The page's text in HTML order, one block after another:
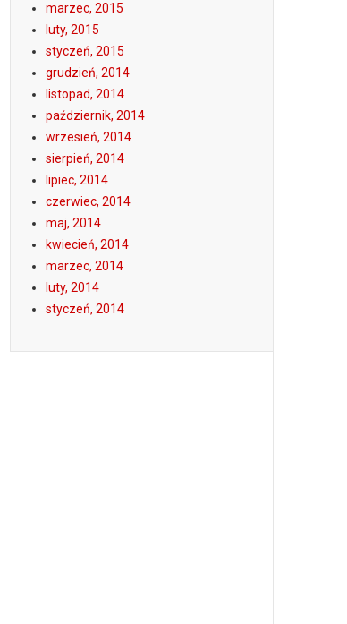
marzec, 2015
luty, 2015
styczeń, 2015
grudzień, 2014
listopad, 2014
październik, 2014
wrzesień, 2014
sierpień, 2014
lipiec, 2014
czerwiec, 2014
maj, 2014
kwiecień, 2014
marzec, 2014
luty, 2014
styczeń, 2014